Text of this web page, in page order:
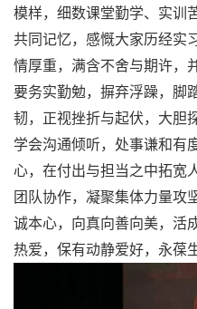
模样，细数课堂勤学、实训
共同记忆，感慨大家历经实
情厚重，满含不舍与期许，
要务实勤勉，摒弃浮躁，脚
韧，正视挫折与起伏，大胆
学会沟通倾听，处事谦和有
心，在付出与担当之中拓宽
团队协作，凝聚集体力量攻
诚本心，向真向善向美，活
热爱，保有动静爱好，永葆